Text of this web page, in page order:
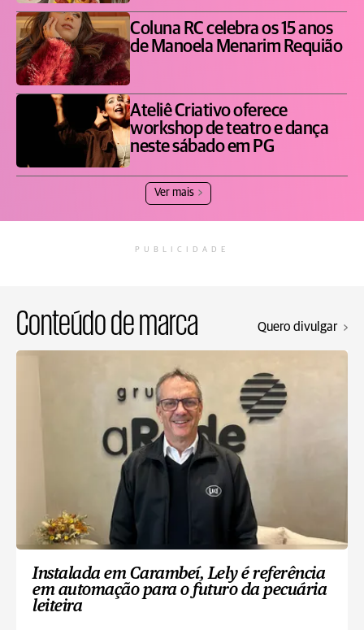
Coluna RC celebra os 15 anos
de Manoela Menarim Requião
Ateliê Criativo oferece
workshop de teatro e dança
neste sábado em PG
Ver mais
PUBLICIDADE
Conteúdo de marca Quero divulgar
Instalada em Carambeí, Lely é referência
em automação para o futuro da pecuária
leiteira